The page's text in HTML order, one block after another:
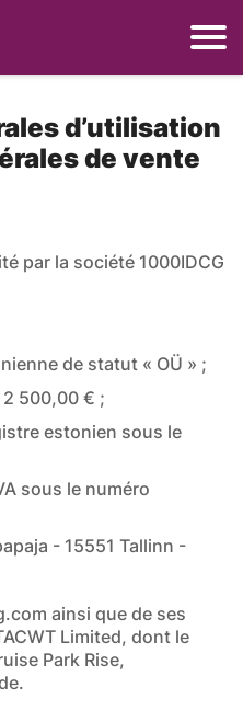
d’utilisation
de vente
par la société 1000IDCG
de statut « OÜ » ;
2 500,00 € ;
estonien sous le
sous le numéro
- 15551 Tallinn -
ainsi que de ses
Limited, dont le
Park Rise,